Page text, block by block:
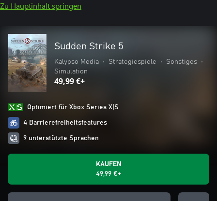
Zu Hauptinhalt springen
Sudden Strike 5
Kalypso Media • Strategiespiele • Sonstiges
•
Simulation
49,99 €+
Optimiert für Xbox Series X|S
4 Barrierefreiheitsfeatures
9 unterstützte Sprachen
KAUFEN
49,99 €+